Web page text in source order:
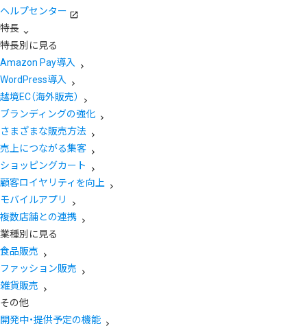
ヘルプセンター
特長
特長別に見る
Amazon Pay導入
WordPress導入
越境EC（海外販売）
ブランディングの強化
さまざまな販売方法
売上につながる集客
ショッピングカート
顧客ロイヤリティを向上
モバイルアプリ
複数店舗との連携
業種別に見る
食品販売
ファッション販売
雑貨販売
その他
開発中・提供予定の機能